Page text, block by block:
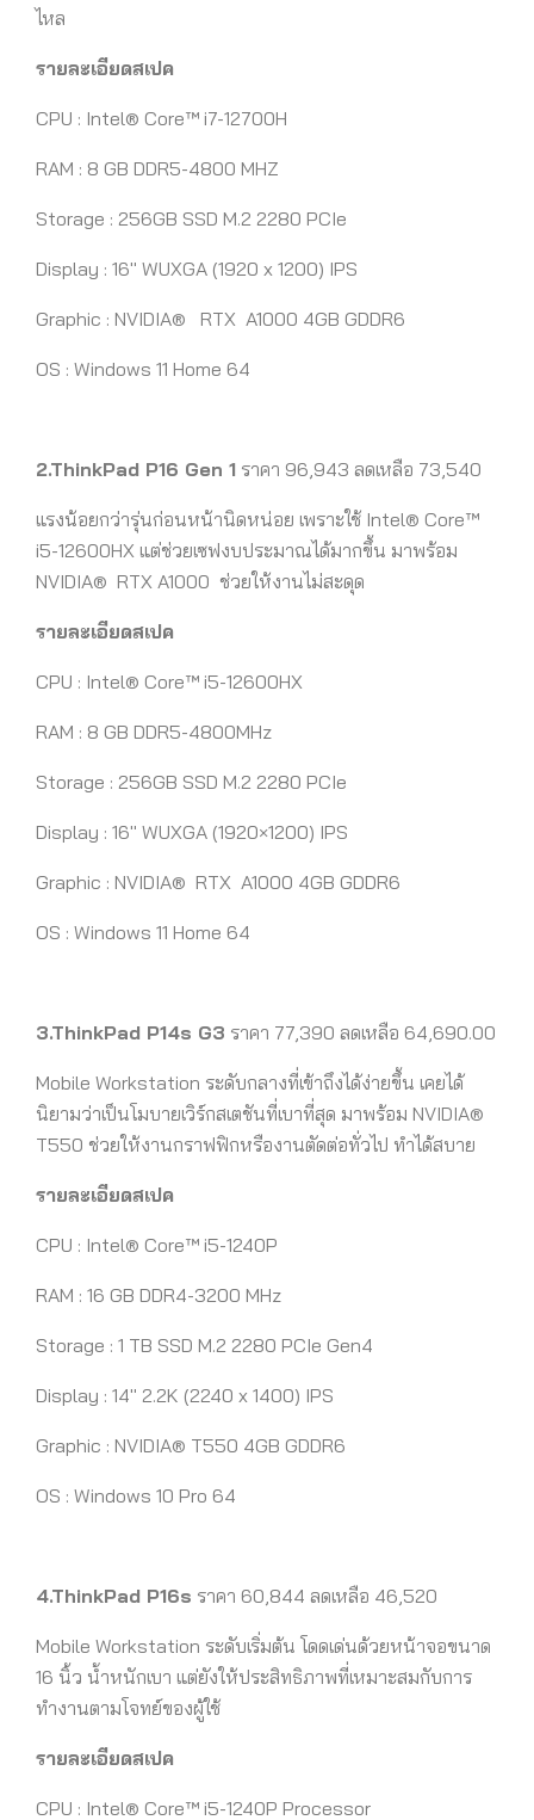
ไหล
รายละเอียดสเปค
CPU : Intel® Core™ i7-12700H
RAM : 8 GB DDR5-4800 MHZ
Storage : 256GB SSD M.2 2280 PCIe
Display : 16″ WUXGA (1920 x 1200) IPS
Graphic : NVIDIA® RTX A1000 4GB GDDR6
OS : Windows 11 Home 64
2.ThinkPad P16 Gen 1 ราคา 96,943 ลดเหลือ 73,540
แรงน้อยกว่ารุ่นก่อนหน้านิดหน่อย เพราะใช้ Intel® Core™
i5-12600HX แต่ช่วยเซฟงบประมาณได้มากขึ้น มาพร้อม
NVIDIA® RTX A1000 ช่วยให้งานไม่สะดุด
รายละเอียดสเปค
CPU : Intel® Core™ i5-12600HX
RAM : 8 GB DDR5-4800MHz
Storage : 256GB SSD M.2 2280 PCIe
Display : 16″ WUXGA (1920×1200) IPS
Graphic : NVIDIA® RTX A1000 4GB GDDR6
OS : Windows 11 Home 64
3.ThinkPad P14s G3 ราคา 77,390 ลดเหลือ 64,690.00
Mobile Workstation ระดับกลางที่เข้าถึงได้ง่ายขึ้น เคยได้
นิยามว่าเป็นโมบายเวิร์กสเตชันที่เบาที่สุด มาพร้อม NVIDIA®
T550 ช่วยให้งานกราฟฟิกหรืองานตัดต่อทั่วไป ทำได้สบาย
รายละเอียดสเปค
CPU : Intel® Core™ i5-1240P
RAM : 16 GB DDR4-3200 MHz
Storage : 1 TB SSD M.2 2280 PCIe Gen4
Display : 14″ 2.2K (2240 x 1400) IPS
Graphic : NVIDIA® T550 4GB GDDR6
OS : Windows 10 Pro 64
4.ThinkPad P16s ราคา 60,844 ลดเหลือ 46,520
Mobile Workstation ระดับเริ่มต้น โดดเด่นด้วยหน้าจอขนาด
16 นิ้ว น้ำหนักเบา แต่ยังให้ประสิทธิภาพที่เหมาะสมกับการ
ทำงานตามโจทย์ของผู้ใช้
รายละเอียดสเปค
CPU : Intel® Core™ i5-1240P Processor